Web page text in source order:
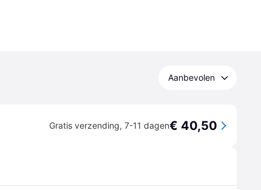
Aanbevolen
Gratis verzending, 7-11 dagen€ 40,50